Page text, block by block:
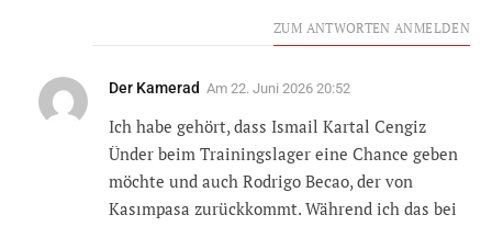
ZUM ANTWORTEN ANMELDEN
Der Kamerad Am 22. Juni 2026 20:52
Ich habe gehört, dass Ismail Kartal Cengiz
Ünder beim Trainingslager eine Chance geben
möchte und auch Rodrigo Becao, der von
Kasımpasa zurückkommt. Während ich das bei